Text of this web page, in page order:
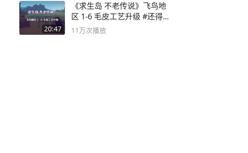
20:47
《求生岛 不老传说》飞鸟地
区 1-6 毛皮工艺升级 #还得是
主机大作
11万次播放